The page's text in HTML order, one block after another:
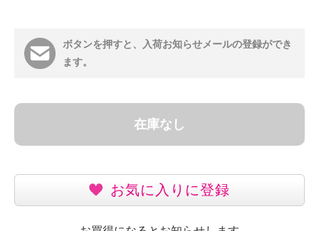
ボタンを押すと、入荷お知らせメールの登録ができ
ます。
在庫なし
お気に入りに登録